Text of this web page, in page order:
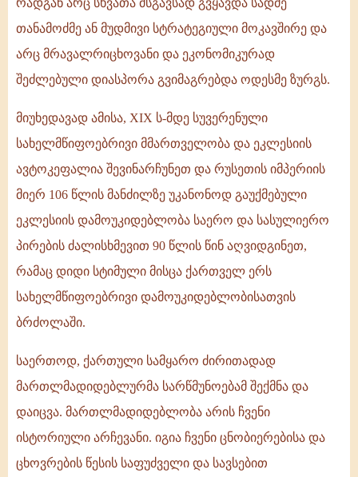
რადგან არც სხვათა მსგავსად გვყავდა სადმე
თანამოძმე ან მუდმივი სტრატეგიული მოკავშირე და
არც მრავალრიცხოვანი და ეკონომიკურად
შეძლებული დიასპორა გვიმაგრებდა ოდესმე ზურგს.
მიუხედავად ამისა, XIX ს-მდე სუვერენული
სახელმწიფოებრივი მმართველობა და ეკლესიის
ავტოკეფალია შევინარჩუნეთ და რუსეთის იმპერიის
მიერ 106 წლის მანძილზე უკანონოდ გაუქმებული
ეკლესიის დამოუკიდებლობა საერო და სასულიერო
პირების ძალისხმევით 90 წლის წინ აღვიდგინეთ,
რამაც დიდი სტიმული მისცა ქართველ ერს
სახელმწიფოებრივი დამოუკიდებლობისათვის
ბრძოლაში.
საერთოდ, ქართული სამყარო ძირითადად
მართლმადიდებლურმა სარწმუნოებამ შექმნა და
დაიცვა. მართლმადიდებლობა არის ჩვენი
ისტორიული არჩევანი. იგია ჩვენი ცნობიერებისა და
ცხოვრების წესის საფუძველი და სავსებით